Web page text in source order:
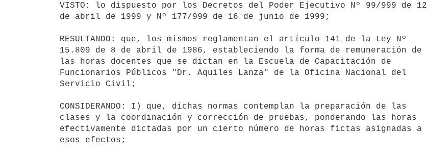
VISTO: lo dispuesto por los Decretos del Poder Ejecutivo Nº 99/999 de 12
de abril de 1999 y Nº 177/999 de 16 de junio de 1999;
RESULTANDO: que, los mismos reglamentan el artículo 141 de la Ley Nº
15.809 de 8 de abril de 1986, estableciendo la forma de remuneración de
las horas docentes que se dictan en la Escuela de Capacitación de
Funcionarios Públicos "Dr. Aquiles Lanza" de la Oficina Nacional del
Servicio Civil;
CONSIDERANDO: I) que, dichas normas contemplan la preparación de las
clases y la coordinación y corrección de pruebas, ponderando las horas
efectivamente dictadas por un cierto número de horas fictas asignadas a
esos efectos;